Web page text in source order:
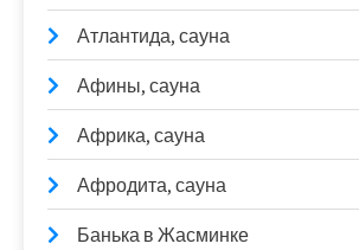
Атлантида, сауна
Афины, сауна
Африка, сауна
Афродита, сауна
Банька в Жасминке